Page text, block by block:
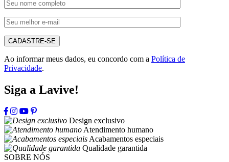
CADASTRE-SE
Ao informar meus dados, eu concordo com a Política de
Privacidade.
Siga a Lavive!
Design exclusivo
Atendimento humano
Acabamentos especiais
Qualidade garantida
SOBRE NÓS